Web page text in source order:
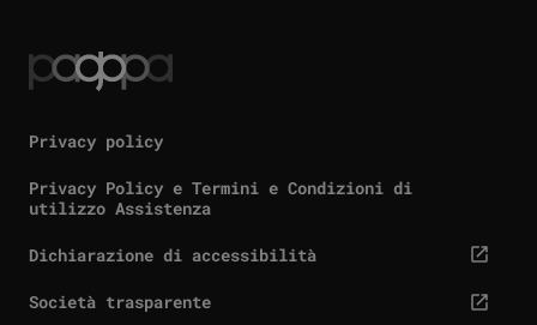
Privacy policy
Privacy Policy e Termini e Condizioni di
utilizzo Assistenza
Dichiarazione di accessibilità
cta.screenReaderExternal
Società trasparente
cta.screenReaderExternal